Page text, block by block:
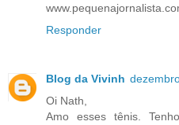
Responder
Blog da Vivinh
Oi Nath,
Amo esses tênis.